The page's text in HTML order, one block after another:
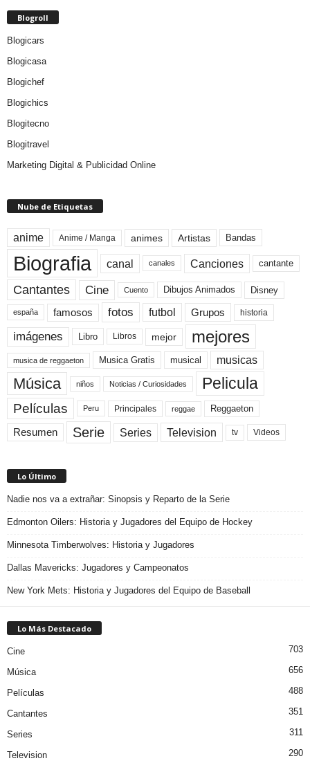
Blogroll
Blogicars
Blogicasa
Blogichef
Blogichics
Blogitecno
Blogitravel
Marketing Digital & Publicidad Online
Nube de Etiquetas
anime Anime / Manga animes Artistas Bandas
Biografia canal canales Canciones cantante
Cantantes Cine Cuento Dibujos Animados Disney
españa famosos fotos futbol Grupos historia
imágenes Libro Libros mejor mejores
musica de reggaeton Musica Gratis musical musicas
Música niños Noticias / Curiosidades Pelicula
Películas Peru Principales reggae Reggaeton
Resumen Serie Series Television tv Videos
Lo Último
Nadie nos va a extrañar: Sinopsis y Reparto de la Serie
Edmonton Oilers: Historia y Jugadores del Equipo de Hockey
Minnesota Timberwolves: Historia y Jugadores
Dallas Mavericks: Jugadores y Campeonatos
New York Mets: Historia y Jugadores del Equipo de Baseball
Lo Más Destacado
Cine 703
Música 656
Películas 488
Cantantes 351
Series 311
Television 290